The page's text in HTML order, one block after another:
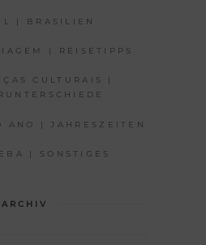
| BRASILIEN
| REISETIPPS
CULTURAIS |
ANO | JAHRESZEITEN
| SONSTIGES
ARCHIV